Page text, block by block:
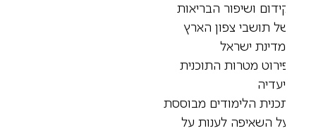
ושיפור הבריאות
תושבי צפון הארץ
ישראל
מטרות התוכנית
הלימודים מבוססת
השאיפה לענות על